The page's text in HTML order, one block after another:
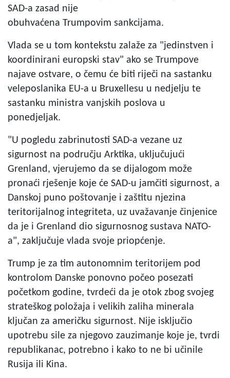
SAD-a zasad nije
obuhvaćena Trumpovim sankcijama.
Vlada se u tom kontekstu zalaže za "jedinstven i
koordinirani europski stav" ako se Trumpove
najave ostvare, o čemu će biti riječi na sastanku
veleposlanika EU-a u Bruxellesu u nedjelju te
sastanku ministra vanjskih poslova u
ponedjeljak.
"U pogledu zabrinutosti SAD-a vezane uz
sigurnost na području Arktika, uključujući
Grenland, vjerujemo da se dijalogom može
pronaći rješenje koje će SAD-u jamčiti sigurnost, a
Danskoj puno poštovanje i zaštitu njezina
teritorijalnog integriteta, uz uvažavanje činjenice
da je i Grenland dio sigurnosnog sustava NATO-
a", zaključuje vlada svoje priopćenje.
Trump je za tim autonomnim teritorijem pod
kontrolom Danske ponovno počeo posezati
početkom godine, tvrdeći da je otok zbog svojeg
strateškog položaja i velikih zaliha minerala
ključan za američku sigurnost. Nije isključio
upotrebu sile za njegovo zauzimanje koje je, tvrdi
republikanac, potrebno i kako to ne bi učinile
Rusija ili Kina.